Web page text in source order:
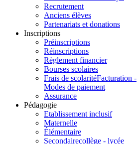
Recrutement
Anciens élèves
Partenariats et donations
Inscriptions
Préinscriptions
Réinscriptions
Règlement financier
Bourses scolaires
Frais de scolaritéFacturation -
Modes de paiement
Assurance
Pédagogie
Etablissement inclusif
Maternelle
Élémentaire
Secondairecollège - lycée